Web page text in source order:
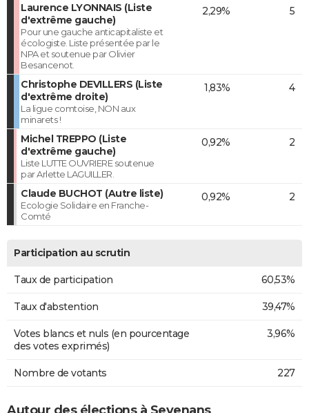
Laurence LYONNAIS (Liste
d'extrême gauche)
Pour une gauche anticapitaliste et
écologiste. Liste présentée par le
NPA et soutenue par Olivier
Besancenot.
2,29% 5
Christophe DEVILLERS (Liste
d'extrême droite)
La ligue comtoise, NON aux
minarets !
1,83% 4
Michel TREPPO (Liste
d'extrême gauche)
Liste LUTTE OUVRIERE soutenue
par Arlette LAGUILLER.
0,92% 2
Claude BUCHOT (Autre liste)
Ecologie Solidaire en Franche-
Comté
0,92% 2
Participation au scrutin
Taux de participation 60,53%
Taux d'abstention 39,47%
Votes blancs et nuls (en pourcentage
des votes exprimés)
3,96%
Nombre de votants 227
Autour des élections à Sevenans